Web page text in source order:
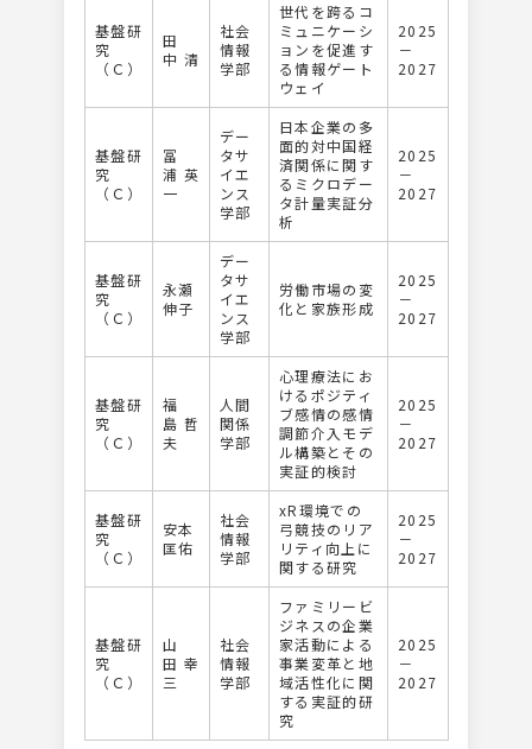
基盤研
究
（Ｃ）
田
中 清
社会
情報
学部
世代を跨るコ
ミュニケーシ
ョンを促進す
る情報ゲート
ウェイ
2025
－
2027
基盤研
究
（Ｃ）
冨
浦 英
一
デー
タサ
イエ
ンス
学部
日本企業の多
面的対中国経
済関係に関す
るミクロデー
タ計量実証分
析
2025
－
2027
基盤研
究
（Ｃ）
永瀬
伸子
デー
タサ
イエ
ンス
学部
労働市場の変
化と家族形成
2025
－
2027
基盤研
究
（Ｃ）
福
島 哲
夫
人間
関係
学部
心理療法にお
けるポジティ
ブ感情の感情
調節介入モデ
ル構築とその
実証的検討
2025
－
2027
基盤研
究
（Ｃ）
安本
匡佑
社会
情報
学部
xR環境での
弓競技のリア
リティ向上に
関する研究
2025
－
2027
基盤研
究
（Ｃ）
山
田 幸
三
社会
情報
学部
ファミリービ
ジネスの企業
家活動による
事業変革と地
域活性化に関
する実証的研
究
2025
－
2027